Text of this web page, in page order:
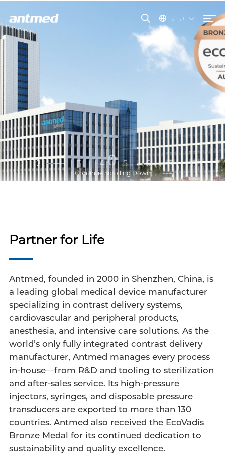
اردو
1 2 3 4 5 6 7 8
Continue Scrolling Down
Partner for Life
Antmed, founded in 2000 in Shenzhen, China, is
a leading global medical device manufacturer
specializing in contrast delivery systems,
cardiovascular and peripheral products,
anesthesia, and intensive care solutions. As the
world’s only fully integrated contrast delivery
manufacturer, Antmed manages every process
in-house—from R&D and tooling to sterilization
and after-sales service. Its high-pressure
injectors, syringes, and disposable pressure
transducers are exported to more than 130
countries. Antmed also received the EcoVadis
Bronze Medal for its continued dedication to
sustainability and quality excellence.